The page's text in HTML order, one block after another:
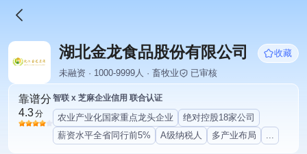
湖北金龙食品股份有限公司
收藏
未融资 · 1000-9999人 · 畜牧业
已审核
靠谱分
4.3分
智联 x 芝麻企业信用 联合认证
农业产业化国家重点龙头企业
绝对控股18家公司
薪资水平全省同行前5%
A级纳税人 多产业布局 ...